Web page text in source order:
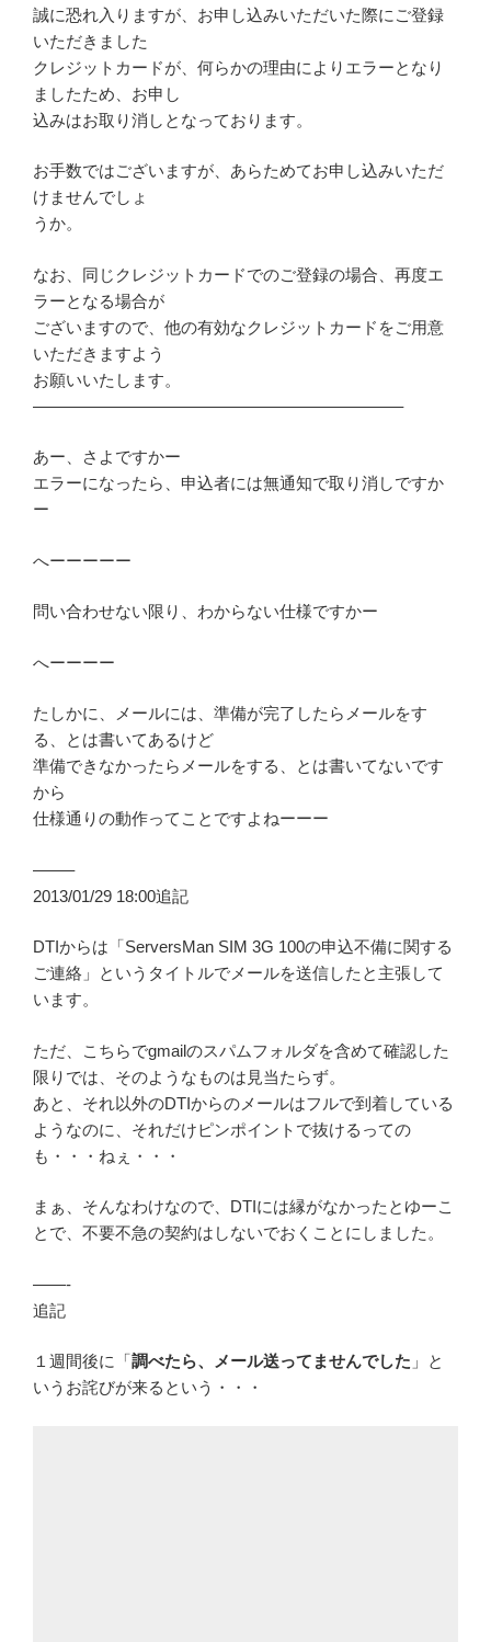
誠に恐れ入りますが、お申し込みいただいた際にご登録
いただきました
クレジットカードが、何らかの理由によりエラーとなり
ましたため、お申し
込みはお取り消しとなっております。
お手数ではございますが、あらためてお申し込みいただ
けませんでしょ
うか。
なお、同じクレジットカードでのご登録の場合、再度エ
ラーとなる場合が
ございますので、他の有効なクレジットカードをご用意
いただきますよう
お願いいたします。
——————————————————————–
あー、さよですかー
エラーになったら、申込者には無通知で取り消しですか
ー
へーーーーー
問い合わせない限り、わからない仕様ですかー
へーーーー
たしかに、メールには、準備が完了したらメールをす
る、とは書いてあるけど
準備できなかったらメールをする、とは書いてないです
から
仕様通りの動作ってことですよねーーー
——–
2013/01/29 18:00追記
DTIからは「ServersMan SIM 3G 100の申込不備に関する
ご連絡」というタイトルでメールを送信したと主張して
います。
ただ、こちらでgmailのスパムフォルダを含めて確認した
限りでは、そのようなものは見当たらず。
あと、それ以外のDTIからのメールはフルで到着している
ようなのに、それだけピンポイントで抜けるっての
も・・・ねぇ・・・
まぁ、そんなわけなので、DTIには縁がなかったとゆーこ
とで、不要不急の契約はしないでおくことにしました。
——-
追記
１週間後に「調べたら、メール送ってませんでした 」と
いうお詫びが来るという・・・